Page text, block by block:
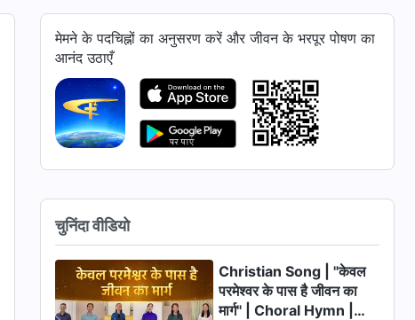
46:11
52:28
सर्वशक्तिमान परमेश्वर के वचन "देहधारण
का रहस्य (4)" (भाग एक)
सर्वशक्तिमान परमेश्वर के वचन "देहधारण
39:43
देहधारण पूरा करते हैं देहधारण के मायने"
मेमने के पदचिह्नों का अनुसरण करें और जीवन के भरपूर पोषण का
आनंद उठाएँ
चुनिंदा वीडियो
Christian Song | "केवल
परमेश्वर के पास है जीवन का
मार्ग" | Choral Hymn |